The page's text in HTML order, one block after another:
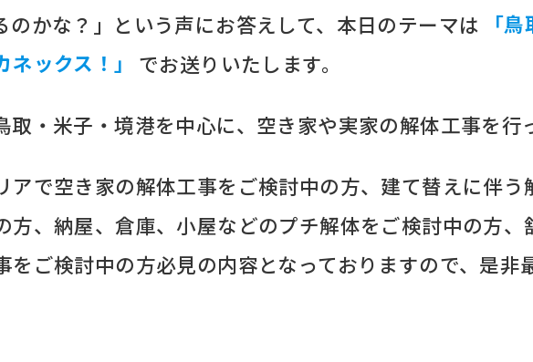
のかな？」という声にお答えして、本日のテーマは
「
ックス！」
でお送りいたします。
取・米子・境港を中心に、空き家や実家の解体工事を行
アで空き家の解体工事をご検討中の方、建て替えに伴う
方、納屋、倉庫、小屋などのプチ解体をご検討中の方、
をご検討中の方必見の内容となっておりますので、是非